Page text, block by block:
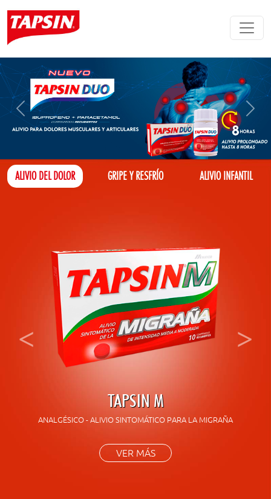
ALIVIO DEL DOLOR GRIPE Y RESFRÍO ALIVIO INFANTIL
TAPSIN M
ANALGÉSICO - ALIVIO SINTOMÁTICO PARA LA MIGRAÑA
VER MÁS
< >